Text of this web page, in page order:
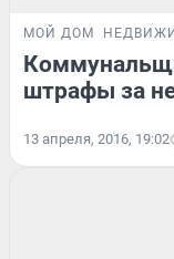
МОЙ ДОМ
штрафы за
13 апреля, 2016, 19:02